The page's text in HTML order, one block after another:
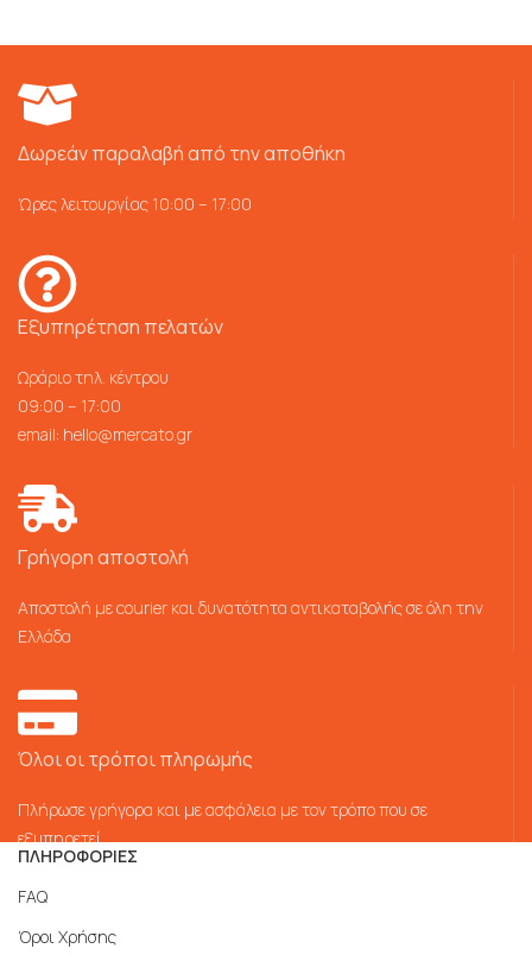
Δωρεάν παραλαβή από την αποθήκη
Ώρες λειτουργίας 10:00 – 17:00
Εξυπηρέτηση πελατών
Ωράριο τηλ. κέντρου
09:00 – 17:00
email: hello@mercato.gr
Γρήγορη αποστολή
Αποστολή με courier και δυνατότητα αντικαταβολής σε όλη την
Ελλάδα
Όλοι οι τρόποι πληρωμής
Πλήρωσε γρήγορα και με ασφάλεια με τον τρόπο που σε
εξυπηρετεί
ΠΛΗΡΟΦΟΡΙΕΣ
FAQ
Όροι Χρήσης